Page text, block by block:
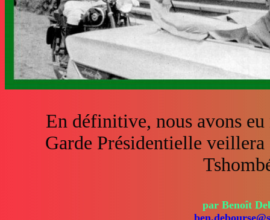
En définitive, nous avons
Garde Présidentielle
par Benoît